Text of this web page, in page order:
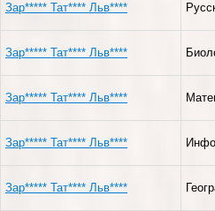
Зар***** Тат**** Льв****
Зар***** Тат**** Льв****
Зар***** Тат**** Льв****
Зар***** Тат**** Льв****
Зар***** Тат**** Льв****